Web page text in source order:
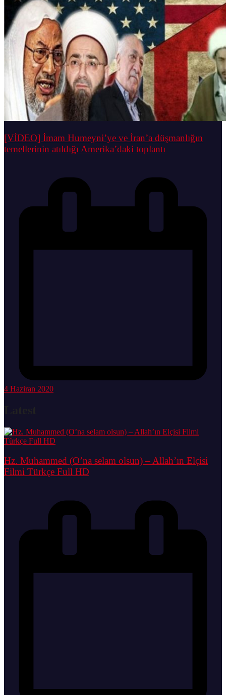
[VİDEO] İmam Humeyni’ye ve İran’a düşmanlığın
temellerinin atıldığı Amerika’daki toplantı
4 Haziran 2020
Hz. Muhammed (O’na selam olsun) – Allah’ın Elçisi
Filmi Türkçe Full HD